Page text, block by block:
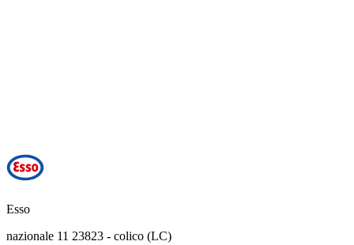
Esso
nazionale 11 23823 - colico (LC)